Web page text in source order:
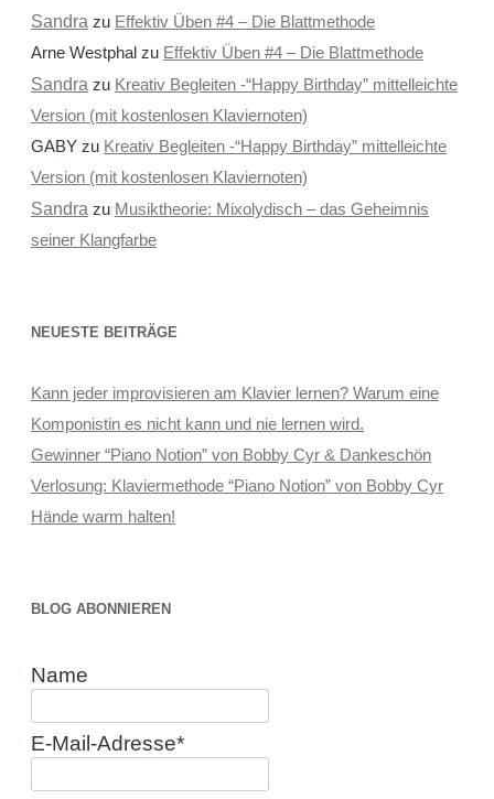
Sandra zu Effektiv Üben #4 – Die Blattmethode
Arne Westphalzu Effektiv Üben #4 – Die Blattmethode
Sandra zu Kreativ Begleiten -“Happy Birthday” mittelleichte
Version (mit kostenlosen Klaviernoten)
GABYzu Kreativ Begleiten -“Happy Birthday” mittelleichte
Version (mit kostenlosen Klaviernoten)
Sandra zu Musiktheorie: Mixolydisch – das Geheimnis
seiner Klangfarbe
NEUESTE BEITRÄGE
Kann jeder improvisieren am Klavier lernen? Warum eine
Komponistin es nicht kann und nie lernen wird.
Gewinner “Piano Notion” von Bobby Cyr & Dankeschön
Verlosung: Klaviermethode “Piano Notion” von Bobby Cyr
Hände warm halten!
BLOG ABONNIEREN
Name
E-Mail-Adresse*